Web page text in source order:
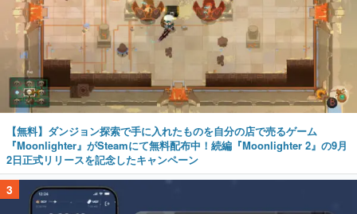
【無料】ダンジョン探索で手に入れたものを自分の店で売るゲーム
『Moonlighter』がSteamにて無料配布中！続編『Moonlighter 2』の9月
2日正式リリースを記念したキャンペーン
3